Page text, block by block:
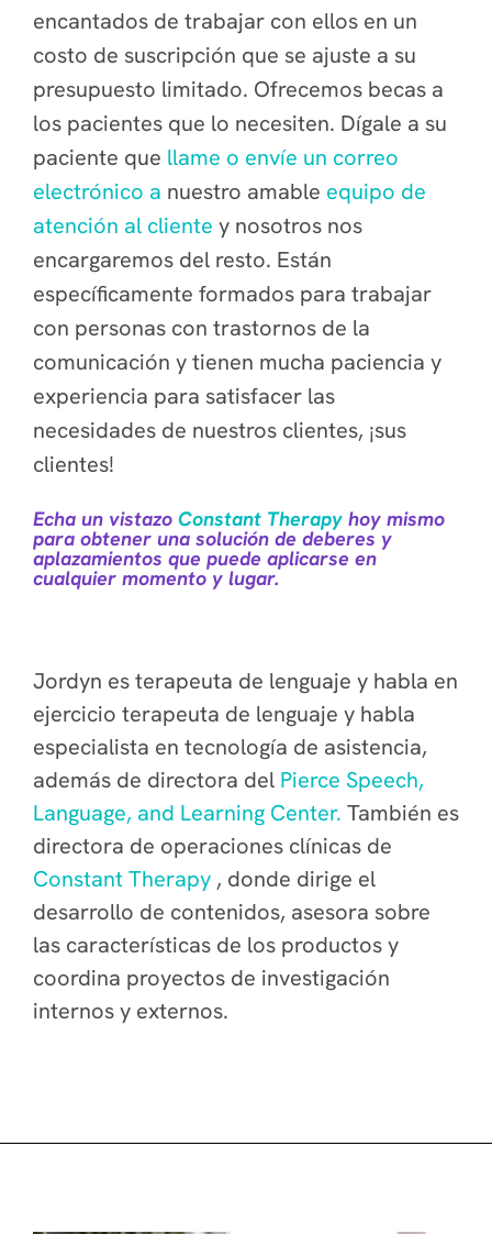
encantados de trabajar con ellos en un
costo de suscripción que se ajuste a su
presupuesto limitado. Ofrecemos becas a
los pacientes que lo necesiten. Dígale a su
paciente que llame o envíe un correo
electrónico a nuestro amable equipo de
atención al cliente y nosotros nos
encargaremos del resto. Están
específicamente formados para trabajar
con personas con trastornos de la
comunicación y tienen mucha paciencia y
experiencia para satisfacer las
necesidades de nuestros clientes, ¡sus
clientes!
Echa un vistazo Constant Therapy hoy mismo
para obtener una solución de deberes y
aplazamientos que puede aplicarse en
cualquier momento y lugar.
Jordyn es terapeuta de lenguaje y habla en
ejercicio terapeuta de lenguaje y habla
especialista en tecnología de asistencia,
además de directora del Pierce Speech,
Language, and Learning Center. También es
directora de operaciones clínicas de
Constant Therapy , donde dirige el
desarrollo de contenidos, asesora sobre
las características de los productos y
coordina proyectos de investigación
internos y externos.